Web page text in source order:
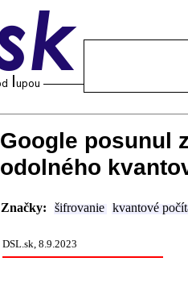
Google posunul
odolného
Značky: šifrovanie kvantové
DSL.sk, 8.9.2023